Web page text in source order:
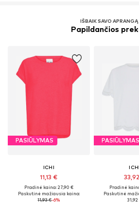
IŠBAIK SAVO APRANGĄ
Papildančios
PASIŪLYMAS
ICHI
11,13 €
Pradinė kaina: 27,90 €
Paskutinė mažiausia kaina:
11,93 €-6%
PASIŪLYMAS
ICHI
Pradinė
Paskutinė
31,92